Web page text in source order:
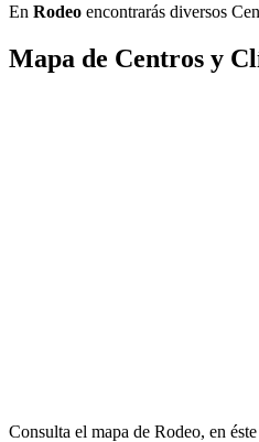
En Rodeo encontrarás diversos
Mapa de Centros y
Consulta el mapa de Rodeo, en